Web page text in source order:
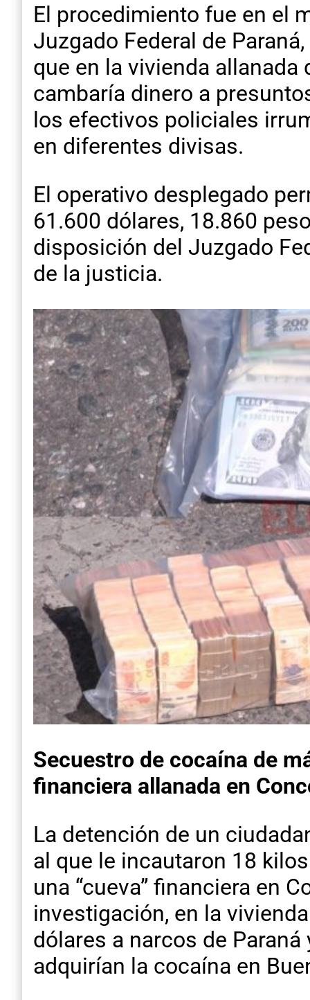
El procedimiento fue en el
Juzgado Federal de
que en la vivienda allanada
cambaría dinero a
los efectivos policiales
en diferentes divisas.
El operativo desplegado
61.600 dólares, 18.860
disposición del Juzgado
de la justicia.
Secuestro de cocaína de
financiera allanada en
La detención de un
al que le incautaron 18
una “cueva” financiera en
investigación, en la
dólares a narcos de
adquirían la cocaína en